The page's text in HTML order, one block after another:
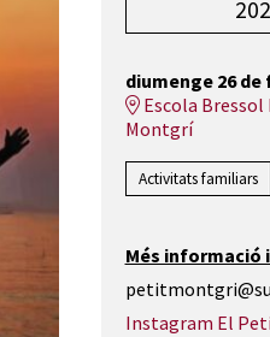
diumenge 26 de
Escola
Montgrí
Activitats familiars
Més informació
Instagram El